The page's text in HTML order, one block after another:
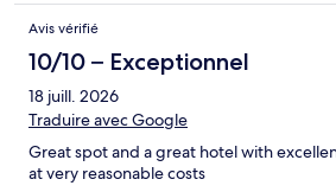
reste. Vraiment de base. Il fait aussi très
que conditionnement d’air veut dire mais
chambre mis à 17 degré Celsius ne donne
est sympa. Pas de station de métro
et le s-tog a 3 minutes.
Avis vérifié
10/10 – Exceptionnel
18 juill. 2026
Traduire avec Google
Great spot and a great hotel with
at very reasonable costs